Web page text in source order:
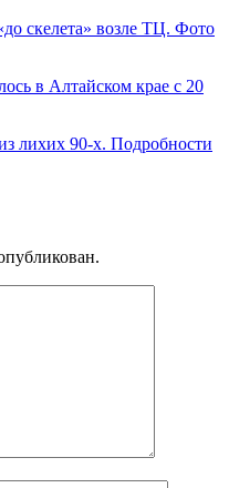
скелета» возле ТЦ. Фото
в Алтайском крае с 20
лихих 90-х. Подробности